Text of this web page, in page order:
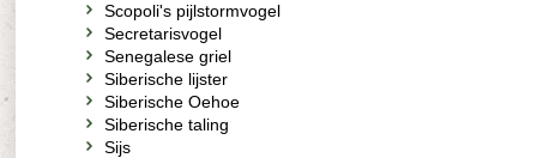
Scopoli's pijlstormvogel
Secretarisvogel
Senegalese griel
Siberische lijster
Siberische Oehoe
Siberische taling
Sijs